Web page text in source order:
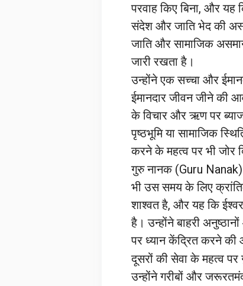
परवाह किए बिना, और यह
संदेश और जाति भेद की
जाति और सामाजिक
जारी रखता है।
उन्होंने एक सच्चा और
ईमानदार जीवन जीने की
के विचार और ऋण पर
पृष्ठभूमि या सामाजिक
करने के महत्व पर भी जोर
गुरु नानक (Guru Nanak)
भी उस समय के लिए
शाश्वत है, और यह कि ईश्वर
है। उन्होंने बाहरी
पर ध्यान केंद्रित करने की
दूसरों की सेवा के महत्व
उन्होंने गरीबों और